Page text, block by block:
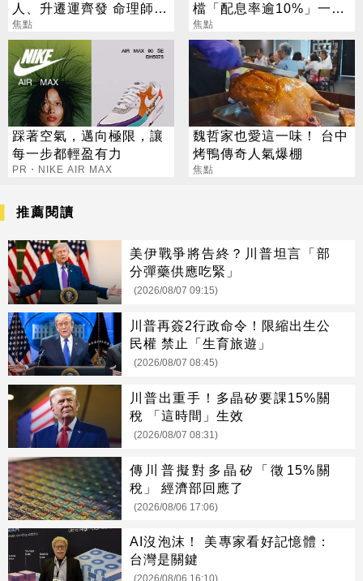
人、升遷運齊發 命理師：
把握黃金轉運期
焦點
檔「配息率逾10%」一次
看
焦點
踩著空氣，邁向極限，讓
每一步都輕盈有力
PR・NIKE AIR MAX
魏哲家也愛這一味！ 台中
烤鴨傳奇人氣爆棚
焦點
推薦閱讀
美伊戰爭將告終？川普坦言「部
分彈藥供應吃緊」
(2026/08/07 09:15)
川普再簽2行政命令！限縮出生公
民權 禁止「生育旅遊」
(2026/08/07 08:45)
川普出重手！多晶矽要課15%關
稅 「這時間」生效
(2026/08/07 08:31)
傳川普擬對多晶矽「徵15%關
稅」 經濟部回應了
(2026/08/06 17:06)
AI沒泡沫！ 美專家看好記憶體：
台灣是關鍵